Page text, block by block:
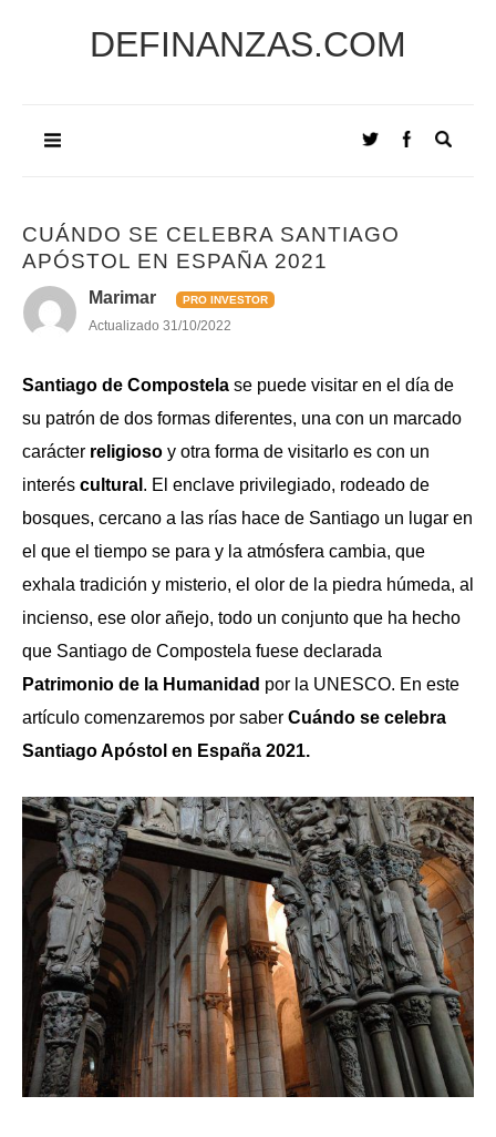
DEFINANZAS.COM
CUÁNDO SE CELEBRA SANTIAGO
APÓSTOL EN ESPAÑA 2021
Marimar PRO INVESTOR
Actualizado 31/10/2022
Santiago de Compostela se puede visitar en el día de
su patrón de dos formas diferentes, una con un marcado
carácter religioso y otra forma de visitarlo es con un
interés cultural . El enclave privilegiado, rodeado de
bosques, cercano a las rías hace de Santiago un lugar en
el que el tiempo se para y la atmósfera cambia, que
exhala tradición y misterio, el olor de la piedra húmeda, al
incienso, ese olor añejo, todo un conjunto que ha hecho
que Santiago de Compostela fuese declarada
Patrimonio de la Humanidad por la UNESCO. En este
artículo comenzaremos por saber Cuándo se celebra
Santiago Apóstol en España 2021.